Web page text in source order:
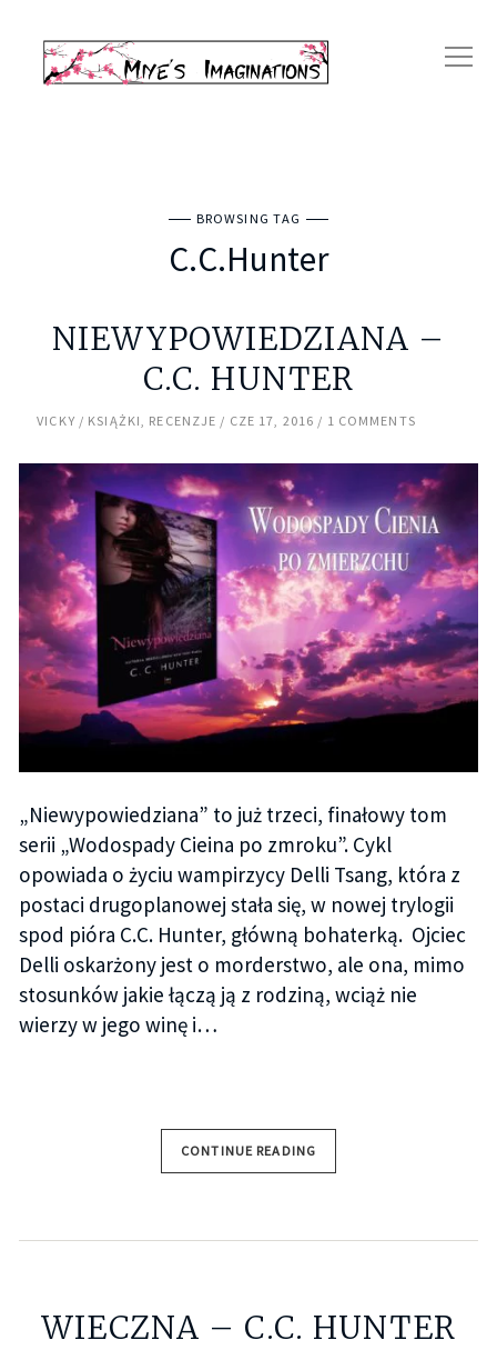
BROWSING TAG
C.C.Hunter
NIEWYPOWIEDZIANA –
C.C. HUNTER
VICKY KSIĄŻKI RECENZJE CZE 17, 2016 1 COMMENTS
„Niewypowiedziana” to już trzeci, finałowy tom
serii „Wodospady Cieina po zmroku”. Cykl
opowiada o życiu wampirzycy Delli Tsang, która z
postaci drugoplanowej stała się, w nowej trylogii
spod pióra C.C. Hunter, główną bohaterką. Ojciec
Delli oskarżony jest o morderstwo, ale ona, mimo
stosunków jakie łączą ją z rodziną, wciąż nie
wierzy w jego winę i…
CONTINUE READING
WIECZNA – C.C. HUNTER